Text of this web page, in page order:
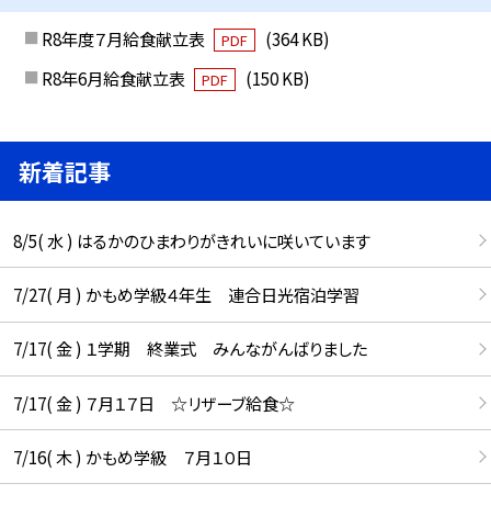
R8年度７月給食献立表 PDF
(364 KB)
R8年6月給食献立表
PDF (150 KB)
新着記事
8/5( 水 ) はるかのひまわりがきれいに咲いています
7/27( 月 ) かもめ学級４年生 連合日光宿泊学習
7/17( 金 ) １学期 終業式 みんながんばりました
7/17( 金 ) ７月１７日 ☆リザーブ給食☆
7/16( 木 ) かもめ学級 ７月１０日